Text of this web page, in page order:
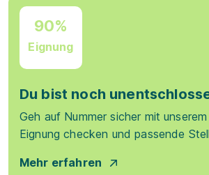
90%
Eignung
Du bist noch
Geh auf Nummer sicher mit
Eignung checken und passende
Mehr erfahren